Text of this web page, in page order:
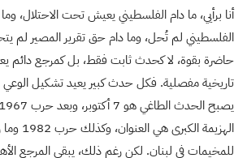
أنا برأيي، ما دام الفلسطيني يعيش تحت الاحتلال،
الفلسطيني لم تُحل، وما دام حق تقرير المصير لم
حاضرة بقوة، لا كحدث ثابت فقط، بل كمرجع دائم
الهزيمة
للمخيمات في لبنان. لكن رغم ذلك، يبقى المرجع